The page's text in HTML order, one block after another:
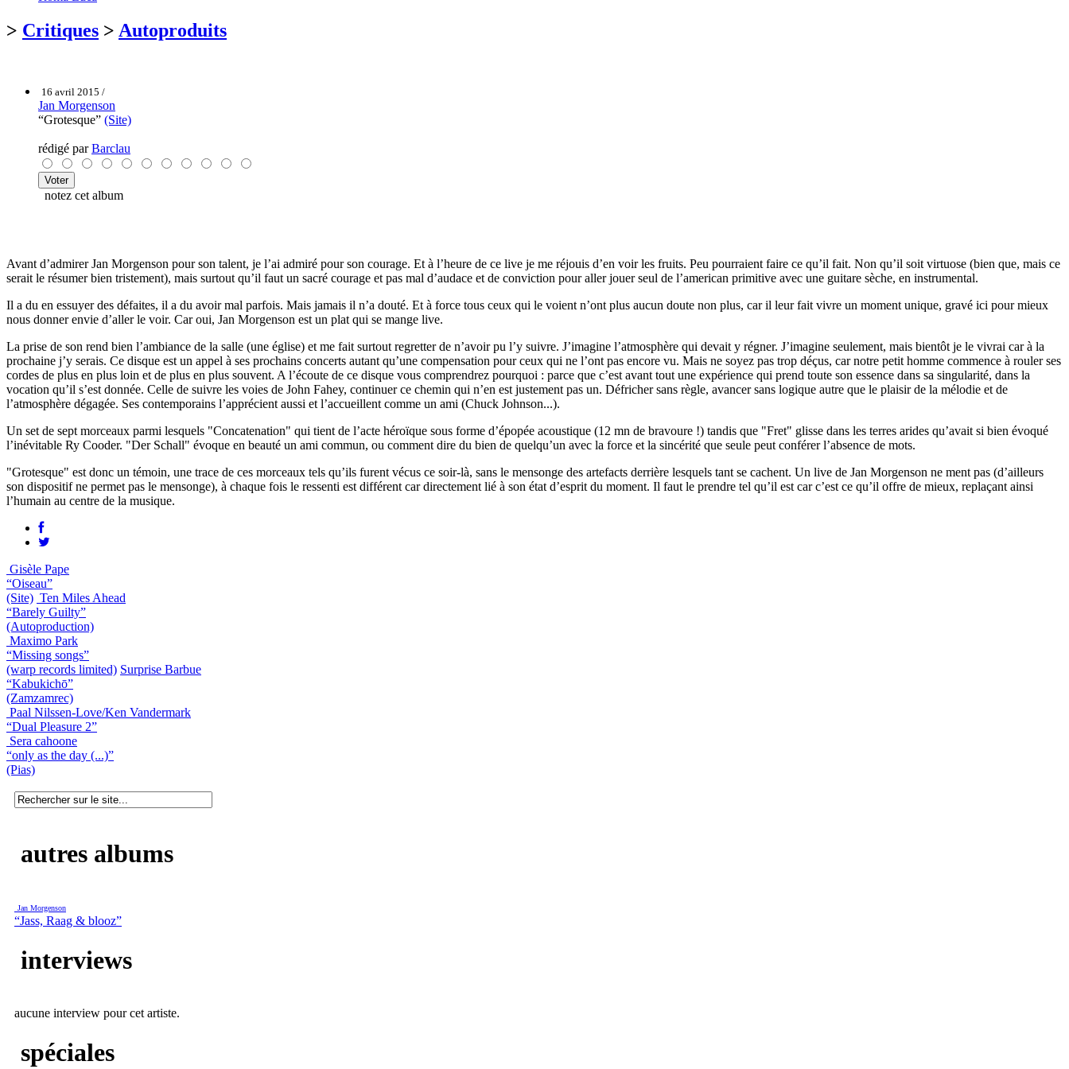
> Critiques > Autoproduits
16 avril 2015 /
Jan Morgenson
“Grotesque” (Site)
rédigé parBarclau
notez cet album
Avant d’admirer Jan Morgenson pour son talent, je l’ai admiré pour son courage. Et à l’heure de ce live je me réjouis d’en voir les fruits. Peu pourraient faire ce qu’il fait. Non qu’il soit virtuose (bien que, mais ce
serait le résumer bien tristement), mais surtout qu’il faut un sacré courage et pas mal d’audace et de conviction pour aller jouer seul de l’american primitive avec une guitare sèche, en instrumental.
Il a du en essuyer des défaites, il a du avoir mal parfois. Mais jamais il n’a douté. Et à force tous ceux qui le voient n’ont plus aucun doute non plus, car il leur fait vivre un moment unique, gravé ici pour mieux
nous donner envie d’aller le voir. Car oui, Jan Morgenson est un plat qui se mange live.
La prise de son rend bien l’ambiance de la salle (une église) et me fait surtout regretter de n’avoir pu l’y suivre. J’imagine l’atmosphère qui devait y régner. J’imagine seulement, mais bientôt je le vivrai car à la
prochaine j’y serais. Ce disque est un appel à ses prochains concerts autant qu’une compensation pour ceux qui ne l’ont pas encore vu. Mais ne soyez pas trop déçus, car notre petit homme commence à rouler ses
cordes de plus en plus loin et de plus en plus souvent. A l’écoute de ce disque vous comprendrez pourquoi : parce que c’est avant tout une expérience qui prend toute son essence dans sa singularité, dans la
vocation qu’il s’est donnée. Celle de suivre les voies de John Fahey, continuer ce chemin qui n’en est justement pas un. Défricher sans règle, avancer sans logique autre que le plaisir de la mélodie et de
l’atmosphère dégagée. Ses contemporains l’apprécient aussi et l’accueillent comme un ami (Chuck Johnson...).
Un set de sept morceaux parmi lesquels "Concatenation" qui tient de l’acte héroïque sous forme d’épopée acoustique (12 mn de bravoure !) tandis que "Fret" glisse dans les terres arides qu’avait si bien évoqué
l’inévitable Ry Cooder. "Der Schall" évoque en beauté un ami commun, ou comment dire du bien de quelqu’un avec la force et la sincérité que seule peut conférer l’absence de mots.
"Grotesque" est donc un témoin, une trace de ces morceaux tels qu’ils furent vécus ce soir-là, sans le mensonge des artefacts derrière lesquels tant se cachent. Un live de Jan Morgenson ne ment pas (d’ailleurs
son dispositif ne permet pas le mensonge), à chaque fois le ressenti est différent car directement lié à son état d’esprit du moment. Il faut le prendre tel qu’il est car c’est ce qu’il offre de mieux, replaçant ainsi
l’humain au centre de la musique.
Gisèle Pape
“Oiseau”
(Site) Ten Miles Ahead
“Barely Guilty”
(Autoproduction)
Maximo Park
“Missing songs”
(warp records limited) Surprise Barbue
“Kabukichō”
(Zamzamrec)
Paal Nilssen-Love/Ken Vandermark
“Dual Pleasure 2”
Sera cahoone
“only as the day (...)”
(Pias)
autres albums
Jan Morgenson
“Jass, Raag & blooz”
interviews
aucune interview pour cet artiste.
spéciales